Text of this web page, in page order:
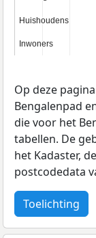
Huishoudens
Huishoudens
Inwoners
Inwoners
Op deze
Bengalenpad
die voor het
tabellen. De
het Kadaster, de
postcodedata
Toelichting